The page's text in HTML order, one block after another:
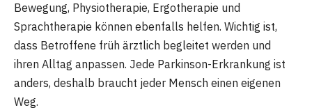
Bewegung, Physiotherapie, Ergotherapie und
Sprachtherapie können ebenfalls helfen. Wichtig ist,
dass Betroffene früh ärztlich begleitet werden und
ihren Alltag anpassen. Jede Parkinson-Erkrankung ist
anders, deshalb braucht jeder Mensch einen eigenen
Weg.